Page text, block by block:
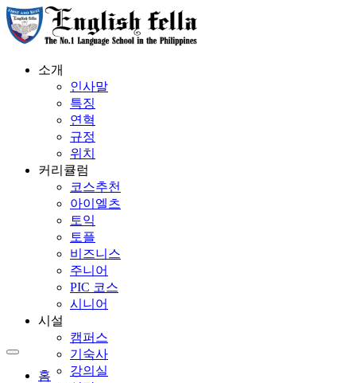
소개
인사말
특징
연혁
규정
위치
커리큘럼
코스추천
아이엘츠
토익
토플
비즈니스
주니어
PIC 코스
시니어
시설
캠퍼스
기숙사
강의실
홈